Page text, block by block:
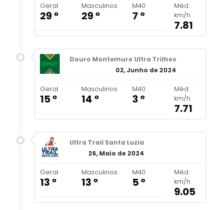
Geral
29 º
Masculinos
29 º
M40
7 º
Méd.
km/h
7.81
Douro Montemuro Ultra Trilhos
02, Junho de 2024
Geral
15 º
Masculinos
14 º
M40
3 º
Méd.
km/h
7.71
Ultra Trail Santa Luzia
26, Maio de 2024
Geral
13 º
Masculinos
13 º
M40
5 º
Méd.
km/h
9.05